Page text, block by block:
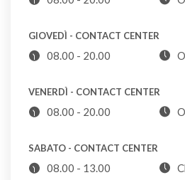
Bigiotteria
Blister per
Bombole del
GIOVEDÌ - CONTACT CENTER
08.00 - 20.00
VENERDÌ - CONTACT CENTER
08.00 - 20.00
SABATO - CONTACT CENTER
08.00 - 13.00